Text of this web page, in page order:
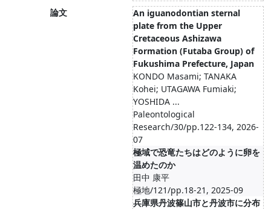
論文
An iguanodontian sternal
plate from the Upper
Cretaceous Ashizawa
Formation (Futaba Group) of
Fukushima Prefecture, Japan
KONDO Masami; TANAKA
Kohei; UTAGAWA Fumiaki;
YOSHIDA ...
Paleontological
Research/30/pp.122-134, 2026-
07
極域で恐竜たちはどのように卵を
温めたのか
田中 康平
極地/121/pp.18-21, 2025-09
兵庫県丹波篠山市と丹波市に分布